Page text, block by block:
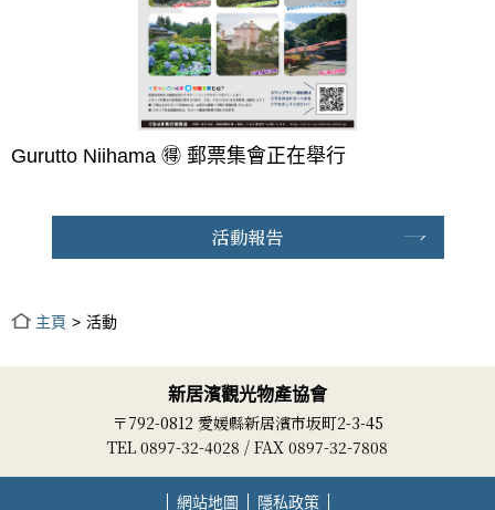
Gurutto Niihama 🉐 郵票集會正在舉行
活動報告
主頁 活動
新居濱觀光物產協會
〒792-0812 愛媛縣新居濱市坂町2-3-45
TEL 0897-32-4028 / FAX 0897-32-7808
網站地圖 隱私政策